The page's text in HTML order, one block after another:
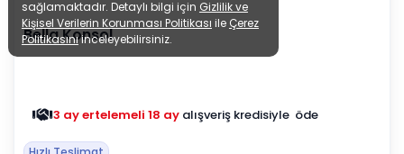
Bella Konsol
3 ay ertelemeli 18 ay alışveriş kredisiyle öde
sağlamaktadır. Detaylı bilgi için Gizlilik ve
Kişisel Verilerin Korunması Politikası ile Çerez
Politikasınıinceleyebilirsiniz.